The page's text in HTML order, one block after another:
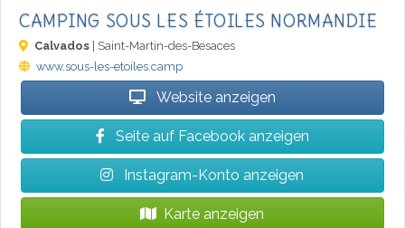
CAMPING SOUS LES ÉTOILES NORMANDIE
Calvados | Saint-Martin-des-Besaces
www.sous-les-etoiles.camp
Website anzeigen
Seite auf Facebook anzeigen
Instagram-Konto anzeigen
Karte anzeigen